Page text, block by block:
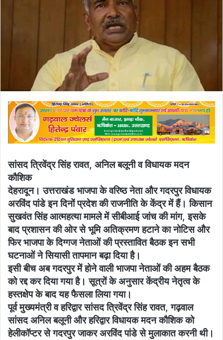
सांसद त्रिवेंद्र सिंह रावत, अनिल बलूनी व विधायक मदन
कौशिक
देहरादून। उत्तराखंड भाजपा के वरिष्ठ नेता और गदरपुर विधायक
अरविंद पांडे इन दिनों प्रदेश की राजनीति के केंद्र में हैं। किसान
सुखवंत सिंह आत्महत्या मामले में सीबीआई जांच की मांग, इसके
बाद प्रशासन की ओर से भूमि अतिक्रमण हटाने का नोटिस और
फिर भाजपा के दिग्गज नेताओं की प्रस्तावित बैठक इन सभी
घटनाओं ने सियासी तापमान बढ़ा दिया है।
इसी बीच अब गदरपुर में होने वाली भाजपा नेताओं की अहम बैठक
को रद्द कर दिया गया है। सूत्रों के अनुसार केंद्रीय नेतृत्व के
हस्तक्षेप के बाद यह फैसला लिया गया।
पूर्व मुख्यमंत्री व हरिद्वार सांसद त्रिवेंद्र सिंह रावत, गढ़वाल
सांसद अनिल बलूनी और हरिद्वार विधायक मदन कौशिक को
हेलीकॉप्टर से गदरपुर जाकर अरविंद पांडे से मुलाकात करनी थी।